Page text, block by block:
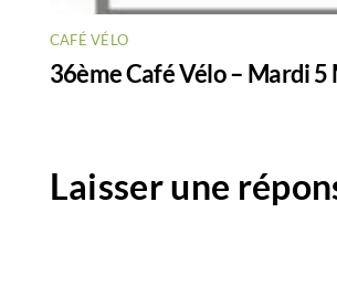
CAFÉ VÉLO
36ème Café Vélo – Mardi 5
Laisser une